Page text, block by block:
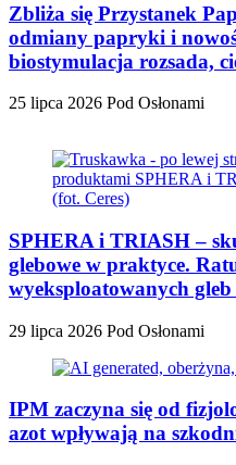
Zbliża się Przystanek
odmiany papryki i
biostymulacja rozsada,
25 lipca 2026 Pod Osłonami
SPHERA i TRIASH –
glebowe w praktyce.
wyeksploatowanych
29 lipca 2026 Pod Osłonami
IPM zaczyna się od
azot wpływają na